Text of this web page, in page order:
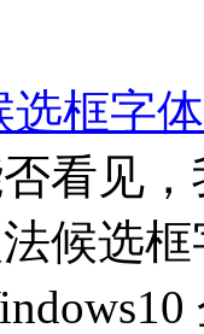
选框字
看见
候选